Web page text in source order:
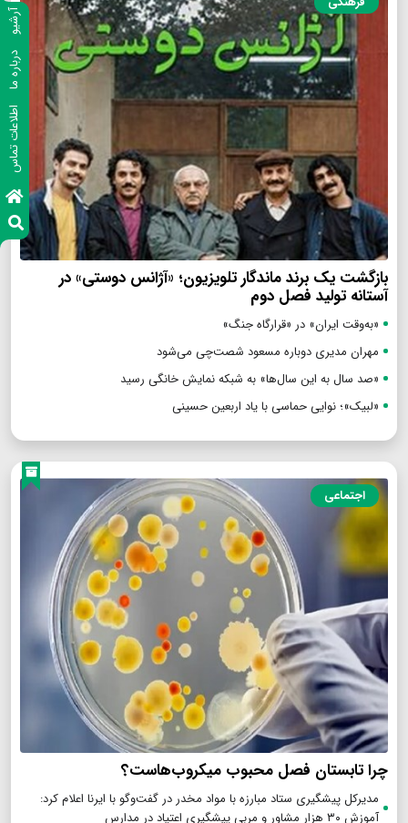
آرشیو
درباره ما
اطلاعات تماس
بازگشت یک برند ماندگار تلویزیون؛ «آژانس دوستی» در
آستانه تولید فصل دوم
«به‌وقت ایران» در «قرارگاه جنگ»
مهران مدیری دوباره مسعود شصت‌چی می‌شود
«صد سال به این سال‌ها» به شبکه نمایش خانگی رسید
«لبیک»؛ نوایی حماسی با یاد اربعین حسینی
اجتماعی
چرا تابستان فصل محبوب میکروب‌هاست؟
مدیرکل پیشگیری ستاد مبارزه با مواد مخدر در گفت‌وگو با ایرنا اعلام کرد:
آموزش ۳۰ هزار مشاور و مربی پیشگیری اعتیاد در مدارس